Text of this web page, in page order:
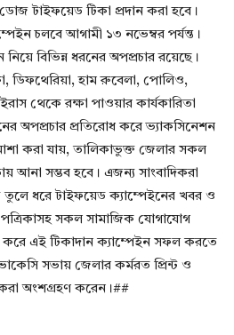
টাইফয়েড টিকা প্রদান করা হবে।
চলবে আগামী ১৩ নভেম্বর পর্যন্ত।
বিভিন্ন ধরনের অপপ্রচার রয়েছে।
ডিফথেরিয়া, হাম রুবেলা, পোলিও,
থেকে রক্ষা পাওয়ার কার্যকারিতা
অপপ্রচার প্রতিরোধ করে ভ্যাকসিনেশন
করা যায়, তালিকাভুক্ত জেলার সকল
আনা সম্ভব হবে। এজন্য সাংবাদিকরা
তুলে ধরে টাইফয়েড ক্যাম্পেইনের খবর ও
সকল সামাজিক যোগাযোগ
করে এই টিকাদান ক্যাম্পেইন সফল করতে
সভায় জেলার কর্মরত প্রিন্ট ও
অংশগ্রহণ করেন।##